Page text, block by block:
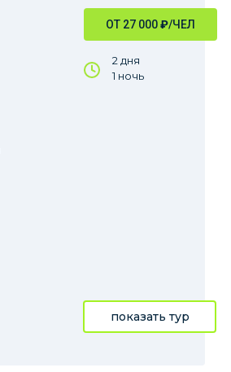
ОТ 27 000₽/ЧЕЛ
2 дня
1 ночь
показать тур